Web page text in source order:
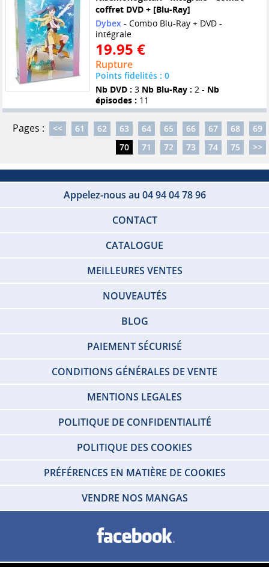
coffret DVD + [Blu-Ray]
Dybex- Combo Blu-Ray + DVD -
intégrale
19.95 €
Rupture
Points fidelités : 0
Nb DVD : 3 Nb Blu-Ray : 2 - Nb
épisodes : 11
Pages : << 61 62 63 64 65 66 67 68
69
70
71 72 73 74 75 >>
Appelez-nous au 04 94 04 78 96
CONTACT
CATALOGUE
MEILLEURES VENTES
NOUVEAUTÉS
BLOG
PAIEMENT SÉCURISÉ
CONDITIONS GÉNÉRALES DE VENTE
MENTIONS LEGALES
POLITIQUE DE CONFIDENTIALITÉ
POLITIQUE DES COOKIES
PRÉFÉRENCES EN MATIÈRE DE COOKIES
VENDRE NOS MANGAS